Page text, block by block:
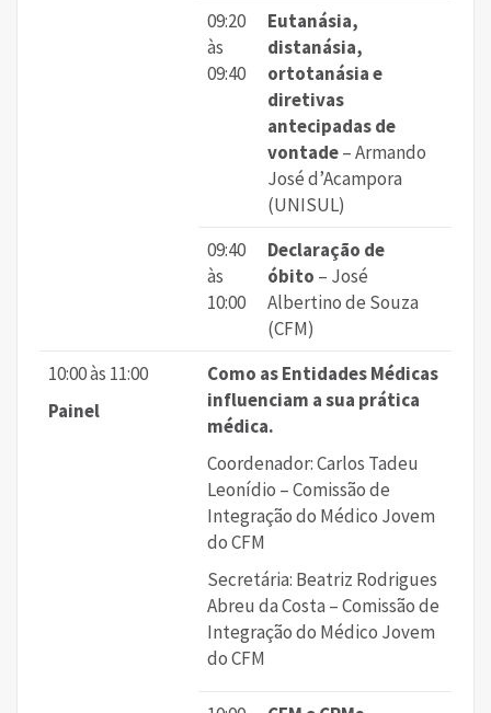
09:20
às
09:40
Eutanásia,
distanásia,
ortotanásia e
diretivas
antecipadas de
vontade– Armando
José d’Acampora
(UNISUL)
09:40
às
10:00
Declaração de
óbito – José
Albertino de Souza
(CFM)
10:00 às 11:00
Painel
Como as Entidades Médicas
influenciam a sua prática
médica.
Coordenador: Carlos Tadeu
Leonídio – Comissão de
Integração do Médico Jovem
do CFM
Secretária: Beatriz Rodrigues
Abreu da Costa – Comissão de
Integração do Médico Jovem
do CFM